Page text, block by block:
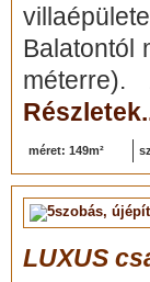
Balatontól
méret: 149m²
LUXUS